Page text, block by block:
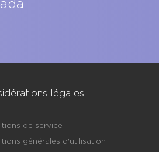
légales
de service
générales d'utilisation